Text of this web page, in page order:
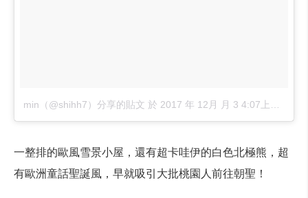
min（@shihh7）分享的貼文 於 2017 年 12月 月 3 4:07上午 PST
一整排的歐風雪景小屋，還有超卡哇伊的白色北極熊，超
有歐洲童話聖誕風，早就吸引大批桃園人前往朝聖！